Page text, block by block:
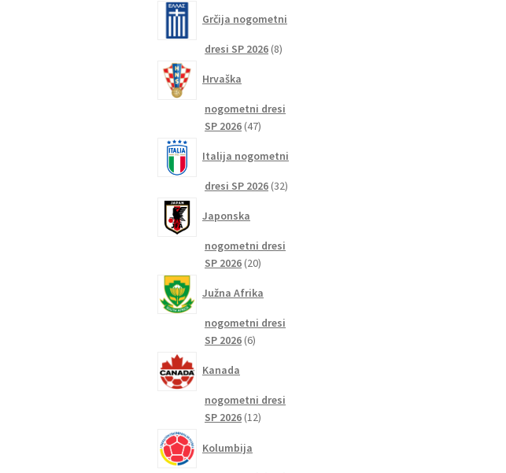
Grčija nogometni
dresi SP 2026 88
Hrvaška
nogometni dresi
SP 2026 4747
Italija nogometni
dresi SP 2026 3232
Japonska
nogometni dresi
SP 2026 2020
Južna Afrika
nogometni dresi
SP 2026 66
Kanada
nogometni dresi
SP 2026 1212
Kolumbija